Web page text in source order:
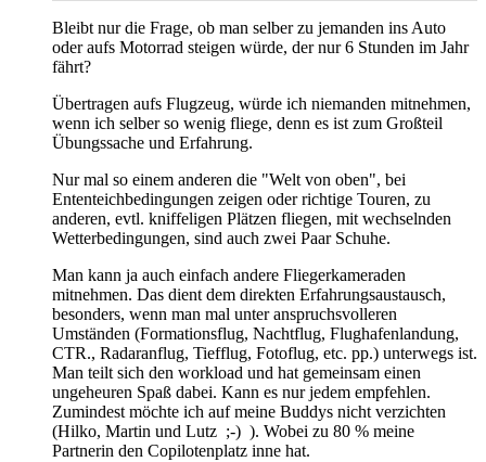
Bleibt nur die Frage, ob man selber zu jemanden ins Auto
oder aufs Motorrad steigen würde, der nur 6 Stunden im Jahr
fährt?
Übertragen aufs Flugzeug, würde ich niemanden mitnehmen,
wenn ich selber so wenig fliege, denn es ist zum Großteil
Übungssache und Erfahrung.
Nur mal so einem anderen die "Welt von oben", bei
Ententeichbedingungen zeigen oder richtige Touren, zu
anderen, evtl. kniffeligen Plätzen fliegen, mit wechselnden
Wetterbedingungen, sind auch zwei Paar Schuhe.
Man kann ja auch einfach andere Fliegerkameraden
mitnehmen. Das dient dem direkten Erfahrungsaustausch,
besonders, wenn man mal unter anspruchsvolleren
Umständen (Formationsflug, Nachtflug, Flughafenlandung,
CTR., Radaranflug, Tiefflug, Fotoflug, etc. pp.) unterwegs ist.
Man teilt sich den workload und hat gemeinsam einen
ungeheuren Spaß dabei. Kann es nur jedem empfehlen.
Zumindest möchte ich auf meine Buddys nicht verzichten
(Hilko, Martin und Lutz ;-) ). Wobei zu 80 % meine
Partnerin den Copilotenplatz inne hat.